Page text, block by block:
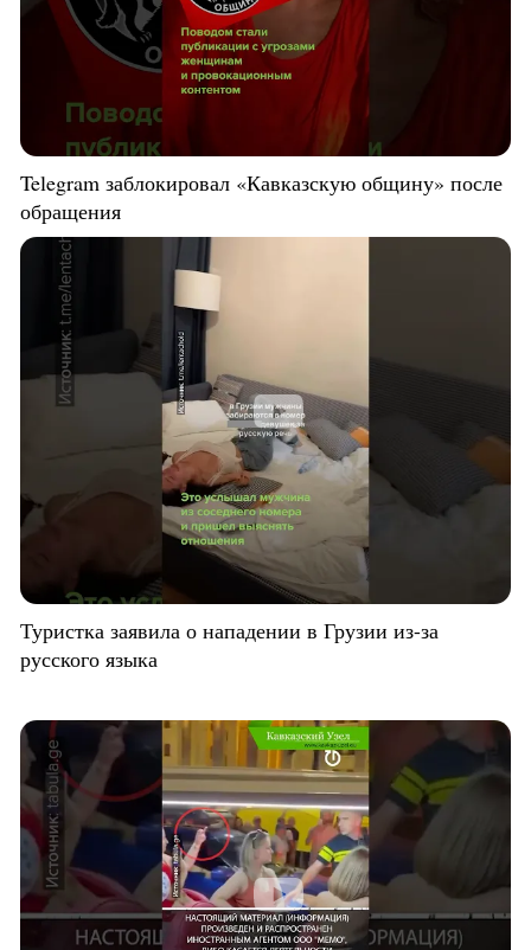
Telegram заблокировал «Кавказскую общину» после
обращения
Туристка заявила о нападении в Грузии из-за
русского языка